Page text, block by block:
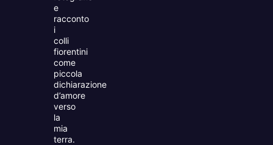
e
racconto
i
colli
fiorentini
come
piccola
dichiarazione
d’amore
verso
la
mia
terra.